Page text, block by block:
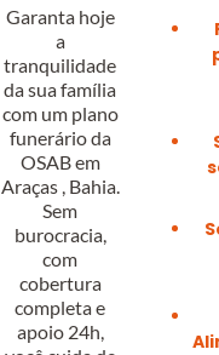
Garanta hoje
a
tranquilidade
da sua família
com um plano
funerário da
OSAB em
Araças, Bahia.
Sem
burocracia,
com
cobertura
completa e
apoio 24h,